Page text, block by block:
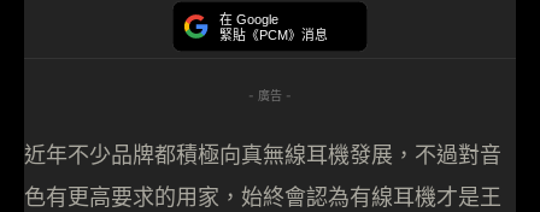
在 Google
緊貼《PCM》消息
- 廣告 -
近年不少品牌都積極向真無線耳機發展，不過對音
色有更高要求的用家，始終會認為有線耳機才是王